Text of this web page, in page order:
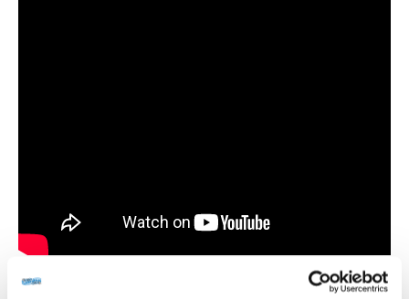
Wir haben uns heuer erstmalig für den Druck&Medien Award in der
Kategorie „Innovativster Onlinedrucker 2018“ beworben. Im Rahmen einer